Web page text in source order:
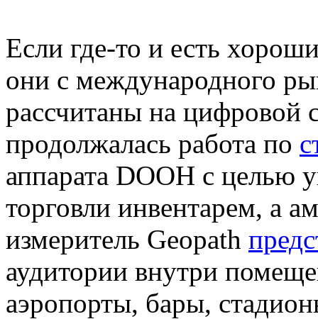
Если где-то и есть
они с международного
рассчитаны на цифровой
продолжалась работа по
аппарата DOOH с целью
торговли инвентарем, а
измеритель Geopath
аудитории внутри
аэропорты, бары,